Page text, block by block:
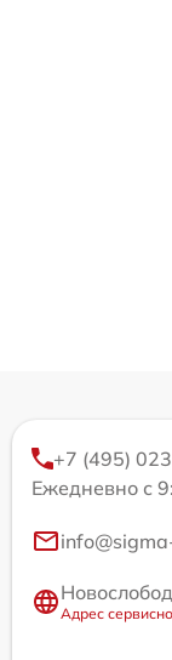
+7 (495)
Ежедневно с
Адрес